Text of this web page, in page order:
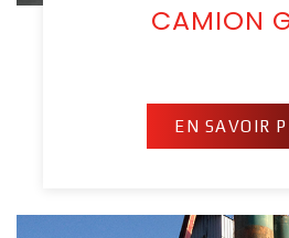
CAMION
EN SAVOIR